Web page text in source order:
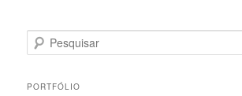
e
q
PORTFÓLIO